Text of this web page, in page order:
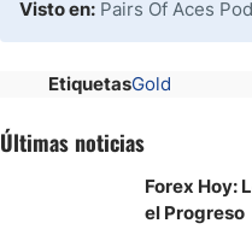
Visto en: Pairs Of Aces
EtiquetasGold
Últimas noticias
Forex Hoy:
el Progreso